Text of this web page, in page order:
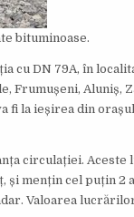
bituminoase.
cu DN 79A, în
Frumușeni, Aluniș,
fi la ieșirea din
circulației. Aceste
și mențin cel puțin 2
Valoarea